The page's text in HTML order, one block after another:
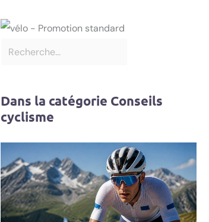
Dans la catégorie Conseils
cyclisme